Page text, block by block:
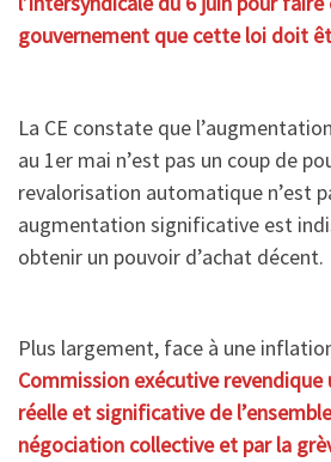
gouvernement que cette loi doit
La CE constate que
au 1er mai n’est pas un coup de
revalorisation automatique n’est
augmentation significative est
obtenir un pouvoir d’achat décent.
Plus largement, face à une
Commission exécutive
réelle et significative de
négociation collective et par la